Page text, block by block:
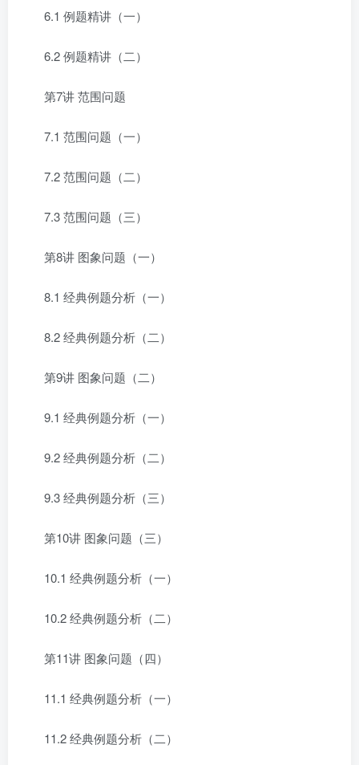
6.1 例题精讲（一）
6.2 例题精讲（二）
第7讲 范围问题
7.1 范围问题（一）
7.2 范围问题（二）
7.3 范围问题（三）
第8讲 图象问题（一）
8.1 经典例题分析（一）
8.2 经典例题分析（二）
第9讲 图象问题（二）
9.1 经典例题分析（一）
9.2 经典例题分析（二）
9.3 经典例题分析（三）
第10讲 图象问题（三）
10.1 经典例题分析（一）
10.2 经典例题分析（二）
第11讲 图象问题（四）
11.1 经典例题分析（一）
11.2 经典例题分析（二）